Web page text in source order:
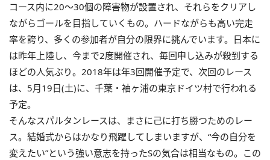
コース内に20～30個の障害物が設置され、それらをクリアし
ながらゴールを目指していくもの。ハードながらも高い完走
率を誇り、多くの参加者が自分の限界に挑んでいます。日本に
は昨年上陸し、今まで2度開催され、毎回申し込みが殺到する
ほどの人気ぶり。2018年は年3回開催予定で、次回のレース
は、5月19日(土)に、千葉・袖ヶ浦の東京ドイツ村で行われる
予定。
そんなスパルタンレースは、まさに己に打ち勝つためのレー
ス。結婚式からはかなり飛躍してしまいますが、“今の自分を
変えたい”という強い意志を持ったSの気合は相当なもの。この